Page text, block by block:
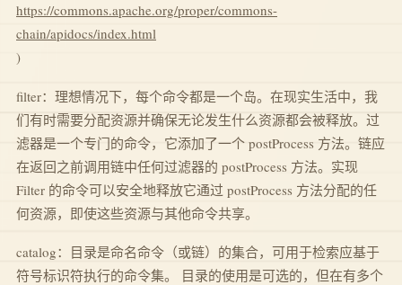
https://commons.apache.org/proper/commons-
chain/apidocs/index.html
)
filter：理想情况下，每个命令都是一个岛。在现实生活中，我
们有时需要分配资源并确保无论发生什么资源都会被释放。过
滤器是一个专门的命令，它添加了一个 postProcess 方法。链应
在返回之前调用链中任何过滤器的 postProcess 方法。实现
Filter 的命令可以安全地释放它通过 postProcess 方法分配的任
何资源，即使这些资源与其他命令共享。
catalog：目录是命名命令（或链）的集合，可用于检索应基于
符号标识符执行的命令集。 目录的使用是可选的，但在有多个